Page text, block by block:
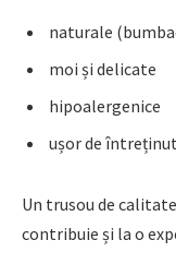
naturale
moi și delicate
hipoalergenice
ușor de
Un trusou de
contribuie și la o